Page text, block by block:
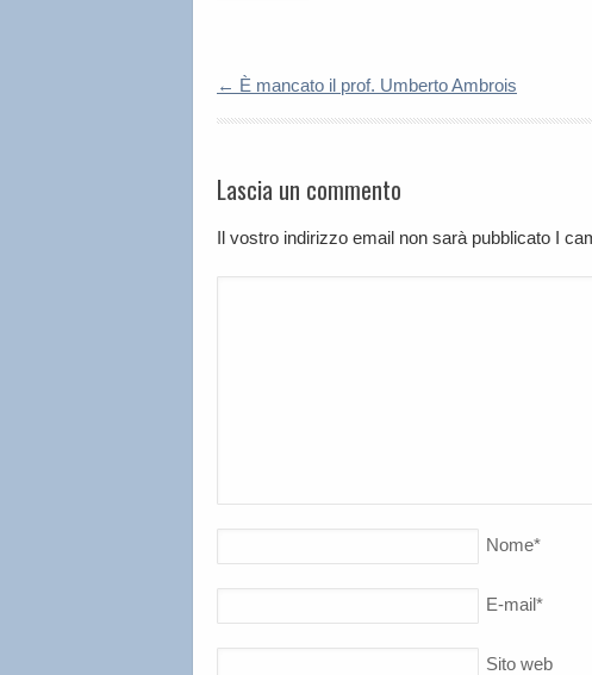
← È mancato il prof. Umberto Ambrois
Lascia un commento
Il vostro indirizzo email non sarà pubblicato I
Nome*
E-mail*
Sito web